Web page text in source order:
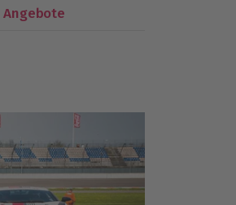
Angebote